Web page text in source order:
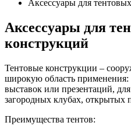
Аксессуары для
Аксессуары для
конструкций
Тентовые конструкции –
широкую область применения:
выставок или презентаций,
загородных клубах, открытых
Преимущества тентов: